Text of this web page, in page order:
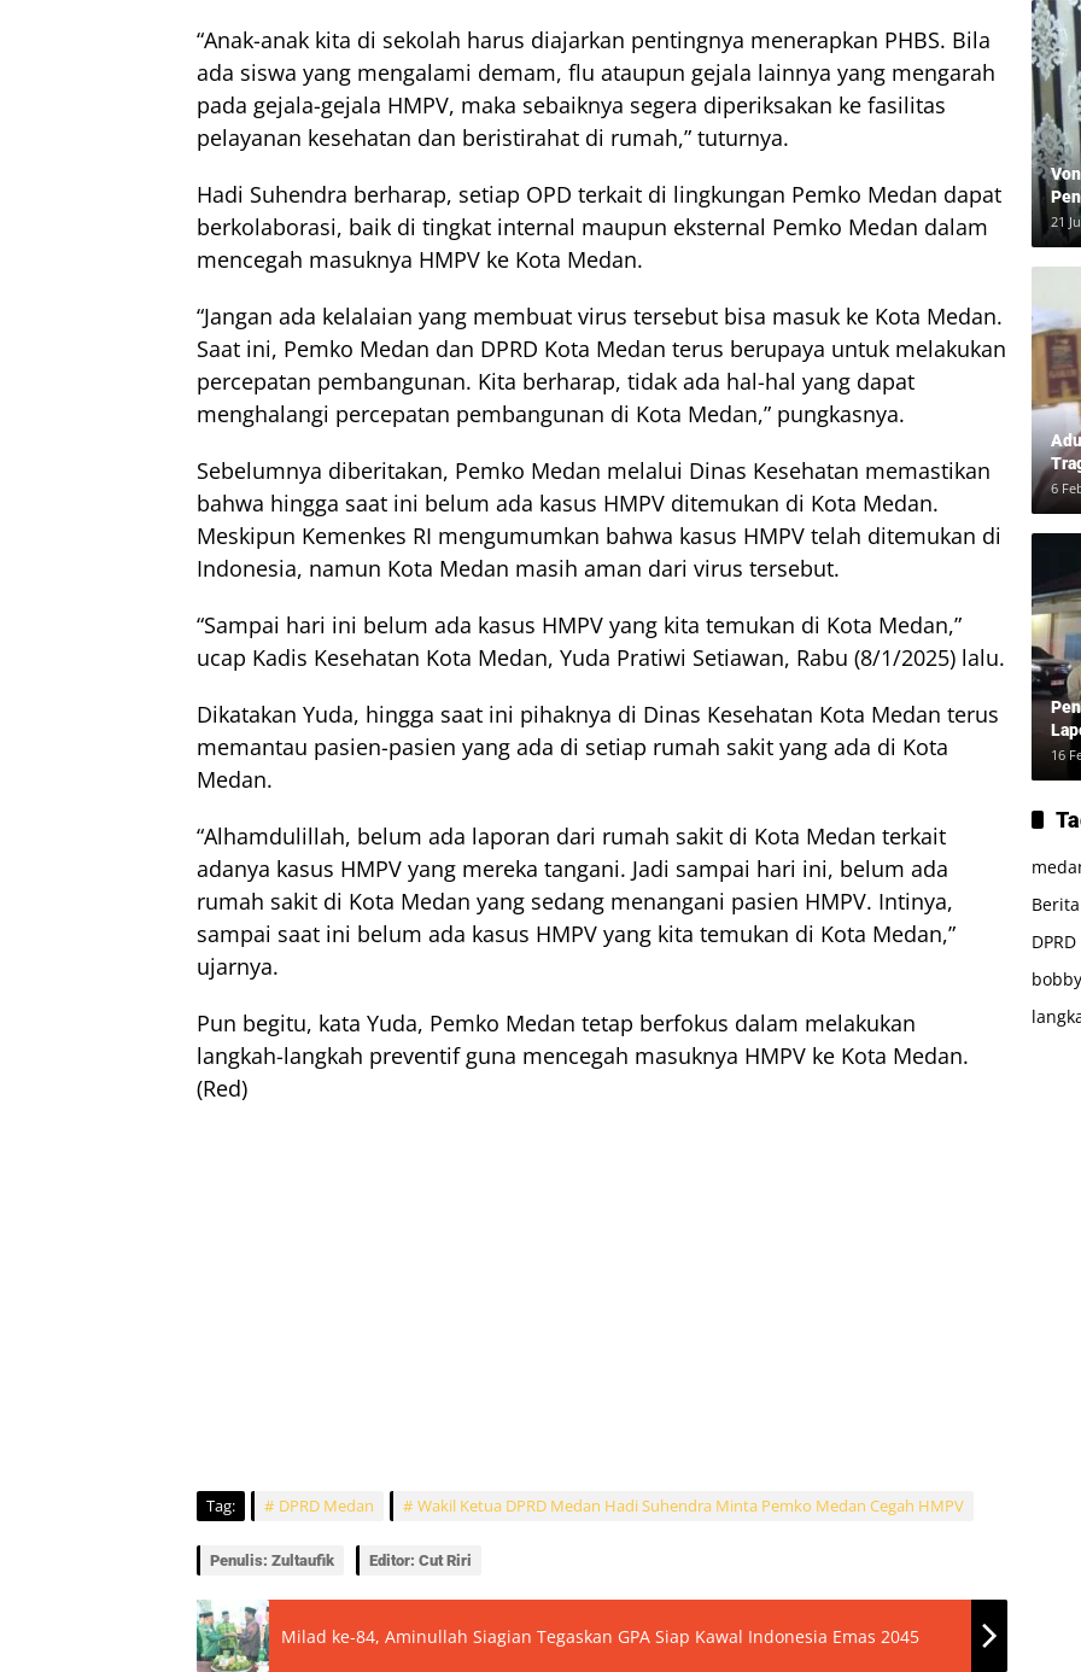
“Anak-anak kita di sekolah harus diajarkan pentingnya menerapkan PHBS. Bila
ada siswa yang mengalami demam, flu ataupun gejala lainnya yang mengarah
pada gejala-gejala HMPV, maka sebaiknya segera diperiksakan ke fasilitas
pelayanan kesehatan dan beristirahat di rumah,” tuturnya.
Hadi Suhendra berharap, setiap OPD terkait di lingkungan Pemko Medan dapat
berkolaborasi, baik di tingkat internal maupun eksternal Pemko Medan dalam
mencegah masuknya HMPV ke Kota Medan.
“Jangan ada kelalaian yang membuat virus tersebut bisa masuk ke Kota Medan.
Saat ini, Pemko Medan dan DPRD Kota Medan terus berupaya untuk melakukan
percepatan pembangunan. Kita berharap, tidak ada hal-hal yang dapat
menghalangi percepatan pembangunan di Kota Medan,” pungkasnya.
Sebelumnya diberitakan, Pemko Medan melalui Dinas Kesehatan memastikan
bahwa hingga saat ini belum ada kasus HMPV ditemukan di Kota Medan.
Meskipun Kemenkes RI mengumumkan bahwa kasus HMPV telah ditemukan di
Indonesia, namun Kota Medan masih aman dari virus tersebut.
“Sampai hari ini belum ada kasus HMPV yang kita temukan di Kota Medan,”
ucap Kadis Kesehatan Kota Medan, Yuda Pratiwi Setiawan, Rabu (8/1/2025) lalu.
Dikatakan Yuda, hingga saat ini pihaknya di Dinas Kesehatan Kota Medan terus
memantau pasien-pasien yang ada di setiap rumah sakit yang ada di Kota
Medan.
“Alhamdulillah, belum ada laporan dari rumah sakit di Kota Medan terkait
adanya kasus HMPV yang mereka tangani. Jadi sampai hari ini, belum ada
rumah sakit di Kota Medan yang sedang menangani pasien HMPV. Intinya,
sampai saat ini belum ada kasus HMPV yang kita temukan di Kota Medan,”
ujarnya.
Pun begitu, kata Yuda, Pemko Medan tetap berfokus dalam melakukan
langkah-langkah preventif guna mencegah masuknya HMPV ke Kota Medan.
(Red)
Tag: DPRD Medan Wakil Ketua DPRD Medan Hadi Suhendra Minta Pemko Medan Cegah HMPV
Penulis: Zultaufik Editor: Cut Riri
Milad ke-84, Aminullah Siagian Tegaskan GPA Siap Kawal Indonesia Emas 2045
21
6
16